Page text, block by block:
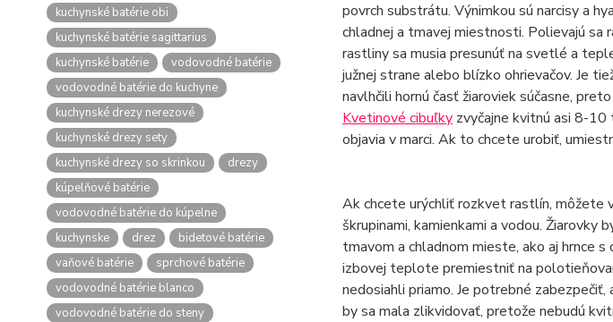
kuchynské batérie obi
kuchynské batérie sagittarius
kuchynské batérie
vodovodné batérie
vodovodné batérie do kuchyne
kuchynské drezy nerezové
kuchynské drezy sety
kuchynské drezy so skrinkou
drezy
kúpelňové batérie
vodovodné batérie do kúpelne
kuchynske
drez
bidetové batérie
vaňové batérie
sprchové batérie
vodovodné batérie blanco
vodovodné batérie do steny
povrch substrátu. Výnimkou sú narcisy a
chladnej a tmavej miestnosti. Polievajú sa
rastliny sa musia presunúť na svetlé a
južnej strane alebo blízko ohrievačov. Je
navlhčili hornú časť žiaroviek súčasne,
Kvetinové cibuľkyzvyčajne kvitnú asi 8-10
objavia v marci. Ak to chcete urobiť,
Ak chcete urýchliť rozkvet rastlín, môžete
škrupinami, kamienkami a vodou.
tmavom a chladnom mieste, ako aj hrnce
izbovej teplote premiestniť na
nedosiahli priamo. Je potrebné
by sa mala zlikvidovať, pretože nebudú